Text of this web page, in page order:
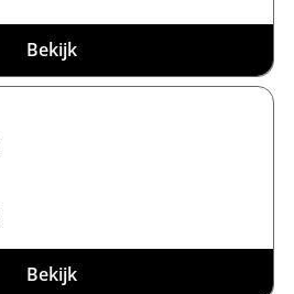
Bekijk
Bekijk